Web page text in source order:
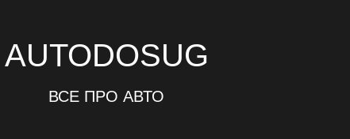
AUTODOSUG
ВСЕ ПРО АВТО